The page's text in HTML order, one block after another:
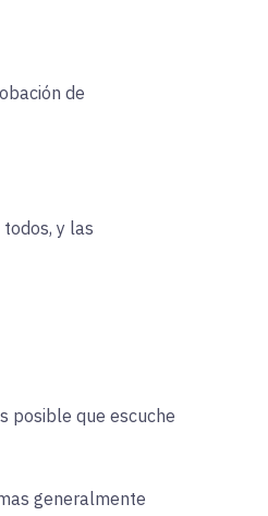
de
y las
posible que escuche
generalmente